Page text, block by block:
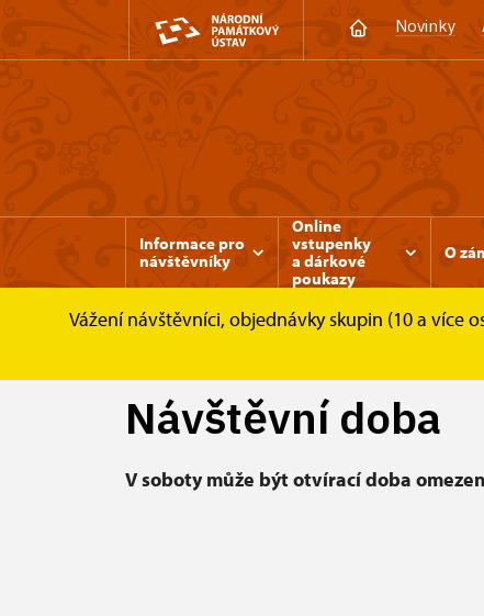
Novinky
Informace pro
návštěvníky
Online
vstupenky
a dárkové
poukazy
O
Vážení návštěvníci, objednávky skupin (10 a více
Zámek Rájec nad Svitavou Informace pro
Návštěvní doba
V soboty může být otvírací doba